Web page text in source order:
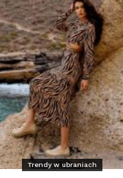
Trendy w ubraniach